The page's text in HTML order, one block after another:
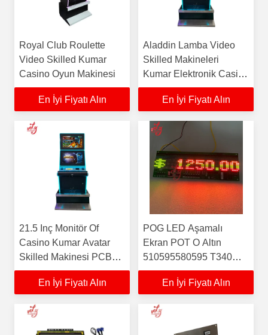
Royal Club Roulette
Video Skilled Kumar
Casino Oyun Makinesi
En İyi Fiyatı Alın
Aladdin Lamba Video
Skilled Makineleri
Kumar Elektronik Casino
Skilled Oyunları
Makineleri Satılık
En İyi Fiyatı Alın
21.5 Inç Monitör Of
Casino Kumar Avatar
Skilled Makinesi PCB
Kurulu 2
En İyi Fiyatı Alın
POG LED Aşamalı
Ekran POT O Altın
510595580595 T340
Fox 340s Altın
Dokunmatik PCB Kurulu
En İyi Fiyatı Alın